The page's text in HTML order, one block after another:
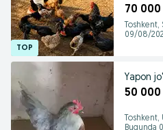
70 000
Toshkent,
09/08/
Yapon
50 000
Bugunda